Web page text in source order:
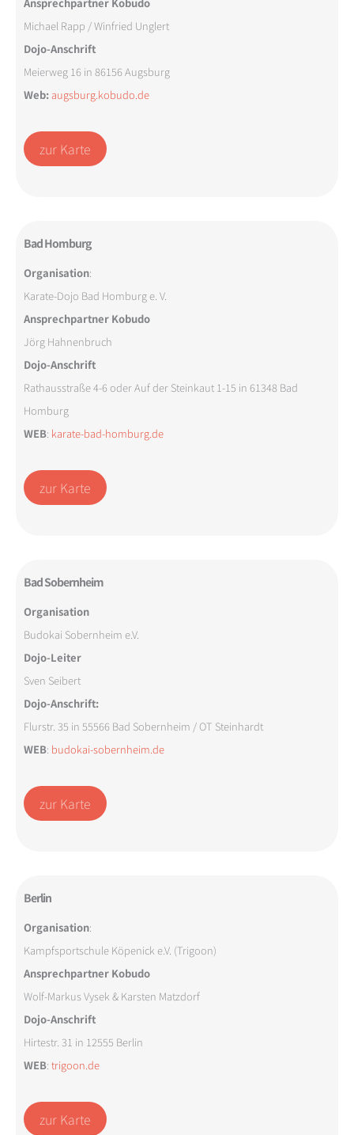
Michael Rapp / Winfried Unglert
Dojo-Anschrift
Meierweg 16 in 86156 Augsburg
Web: augsburg.kobudo.de
zur Karte
Bad Homburg
Organisation:
Karate-Dojo Bad Homburg e. V.
Ansprechpartner Kobudo
Jörg Hahnenbruch
Dojo-Anschrift
Rathausstraße 4-6 oder Auf der Steinkaut 1-15 in 61348 Bad
Homburg
WEB: karate-bad-homburg.de
zur Karte
Bad Sobernheim
Organisation
Budokai Sobernheim e.V.
Dojo-Leiter
Sven Seibert
Dojo-Anschrift:
Flurstr. 35 in 55566 Bad Sobernheim / OT Steinhardt
WEB: budokai-sobernheim.de
zur Karte
Berlin
Organisation:
Kampfsportschule Köpenick e.V. (Trigoon)
Ansprechpartner Kobudo
Wolf-Markus Vysek & Karsten Matzdorf
Dojo-Anschrift
Hirtestr. 31 in 12555 Berlin
WEB: trigoon.de
zur Karte